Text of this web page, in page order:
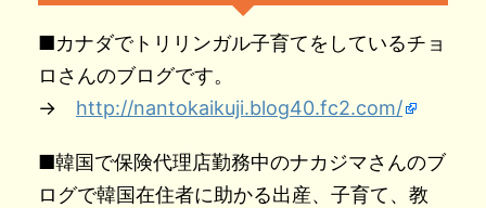
■カナダでトリリンガル子育てをしているチョ
ロさんのブログです。
→ http://nantokaikuji.blog40.fc2.com/
■韓国で保険代理店勤務中のナカジマさんのブ
ログで韓国在住者に助かる出産、子育て、教